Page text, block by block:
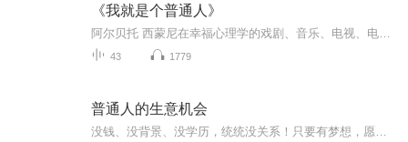
《我就是个普通人》
43 1779
普通人的生意机会